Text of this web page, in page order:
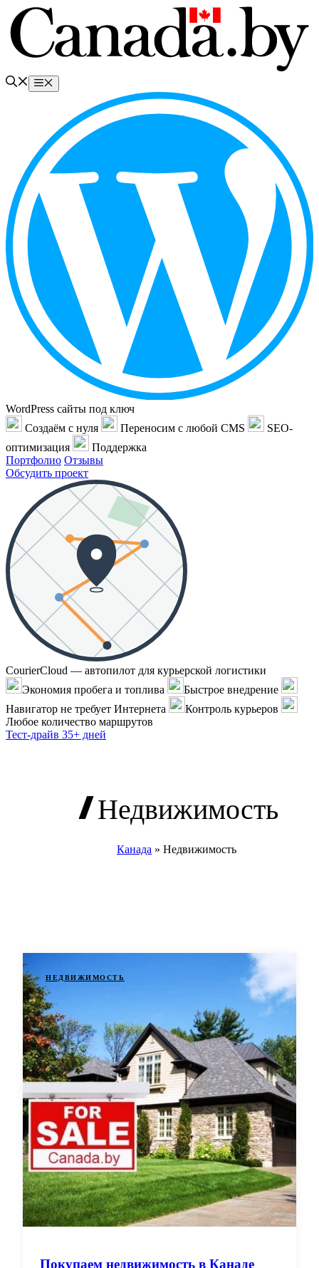
Перейти
содержимому
Меню
WordPress сайты под ключ
Создаём с нуля
Переносим с любой CMS
SEO-
оптимизация
Поддержка
Портфолио Отзывы
Обсудить проект
CourierCloud — автопилот для курьерской логистики
Экономия пробега и топлива
Быстрое внедрение
Навигатор не требует Интернета
Контроль курьеров
Любое количество маршрутов
Тест-драйв 35+ дней
Недвижимость
Канада » Недвижимость
НЕДВИЖИМОСТЬ
Покупаем недвижимость в Канаде